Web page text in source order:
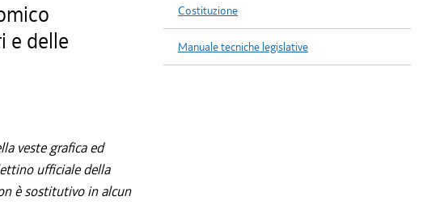
e delle
veste grafica ed
ufficiale della
è sostitutivo in alcun
Costituzione
Manuale tecniche legislative